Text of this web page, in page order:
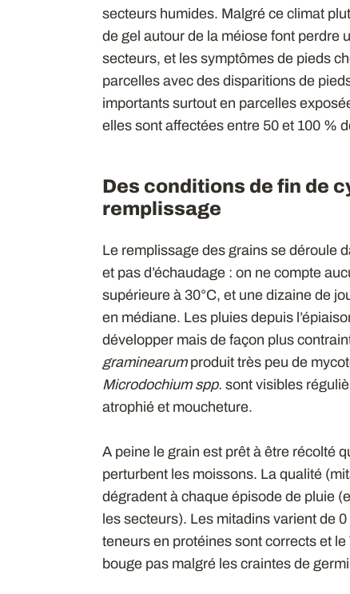
secteurs humides. Malgré ce climat
de gel autour de la méiose font perdre
secteurs, et les symptômes de pieds
parcelles avec des disparitions de
importants surtout en parcelles
elles sont affectées entre 50 et 100 %
Des conditions de fin de
remplissage
Le remplissage des grains se déroule
et pas d’échaudage : on ne compte
supérieure à 30°C, et une dizaine de
en médiane. Les pluies depuis
développer mais de façon plus
graminearumproduit très peu de
Microdochium spp. sont visibles
atrophié et moucheture.
A peine le grain est prêt à être récolté
perturbent les moissons. La qualité
dégradent à chaque épisode de pluie
les secteurs). Les mitadins varient de
teneurs en protéines sont corrects et
bouge pas malgré les craintes de